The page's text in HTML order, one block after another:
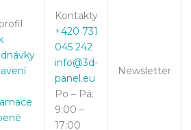
Kontakty
+420 731
045 242
info@3d-
panel.eu
Po – Pá:
9:00 –
17:00
Newsletter